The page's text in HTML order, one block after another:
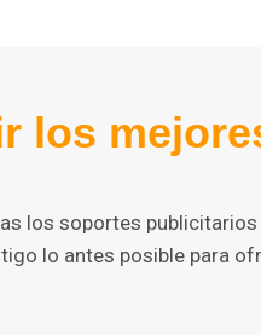
los
los soportes
lo antes posible para